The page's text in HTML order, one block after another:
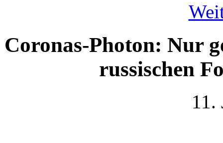
Coronas-Photon: Nur
russischen
11.